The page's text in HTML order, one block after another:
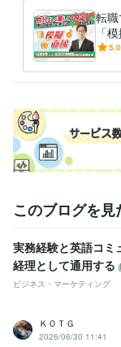
資格・検定
第三種電気主任技術
放射線取扱主任者
ビジネス・クリエ
PowerPoint:20年
勘定奉行:2年
弥生会
SATORI:2年Wrike:3
Jw_cad:3年
学習指導・資格・キ
オンラインレッスン
グで目標管理！
転
「
0業
決
5.0
このブログを
実務経験と英語コミ
経理として通用する
ビジネス・マーケティング
ＫＯＴＧ
2026/06/30 11:41